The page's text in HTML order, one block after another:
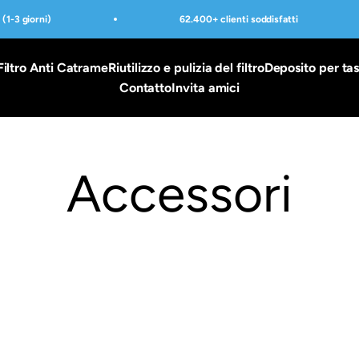
(1-3 giorni) 62.400+ clienti soddisfatti
Anti CatrameRiutilizzo e pulizia del filtroDeposito per
ContattoInvita amici
Accessori